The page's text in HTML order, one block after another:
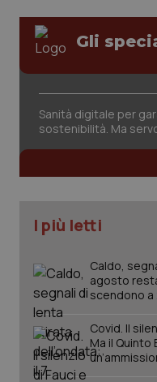
Gli
Sanità digitale per
sostenibilità. Ma
I più letti
Caldo,
agosto
scendono a
Covid. Il
Ma il Quinto
_ga